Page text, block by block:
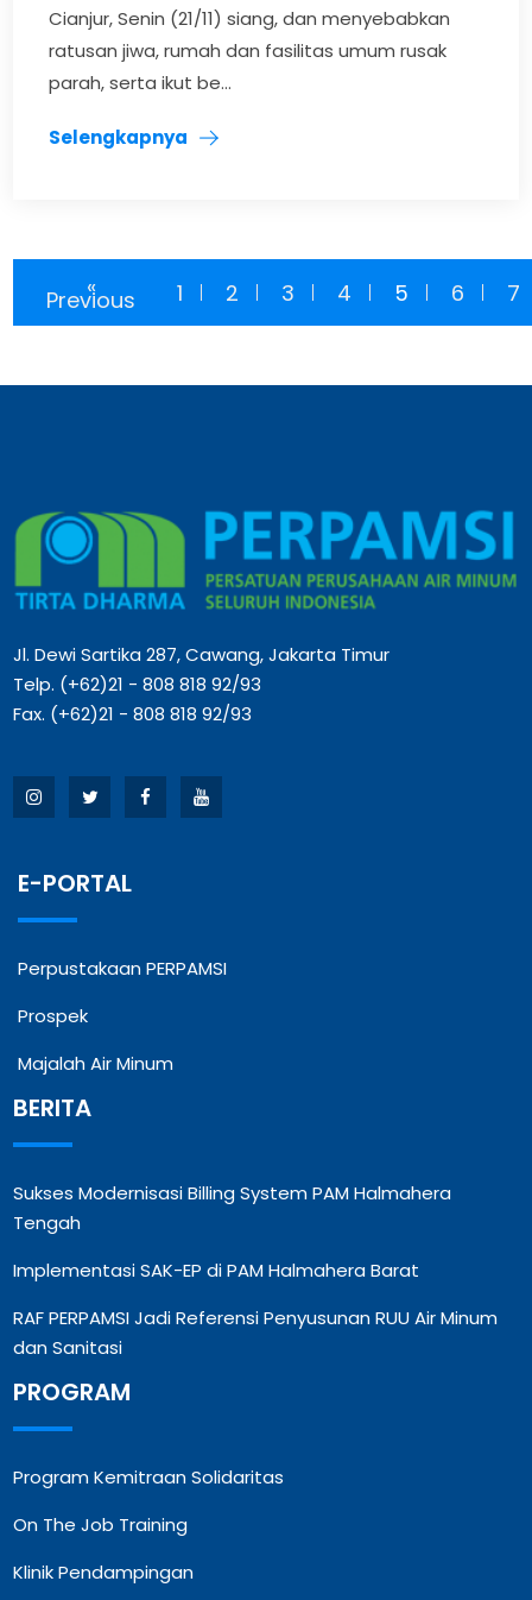
Cianjur, Senin (21/11) siang, dan menyebabkan
ratusan jiwa, rumah dan fasilitas umum rusak
parah, serta ikut be...
Selengkapnya
«
Previous 1 2 3 4 5 6 7
Jl. Dewi Sartika 287, Cawang, Jakarta Timur
Telp. (+62)21 - 808 818 92/93
Fax. (+62)21 - 808 818 92/93
E-PORTAL
Perpustakaan PERPAMSI
Prospek
Majalah Air Minum
BERITA
Sukses Modernisasi Billing System PAM Halmahera
Tengah
Implementasi SAK-EP di PAM Halmahera Barat
RAF PERPAMSI Jadi Referensi Penyusunan RUU Air Minum
dan Sanitasi
PROGRAM
Program Kemitraan Solidaritas
On The Job Training
Klinik Pendampingan